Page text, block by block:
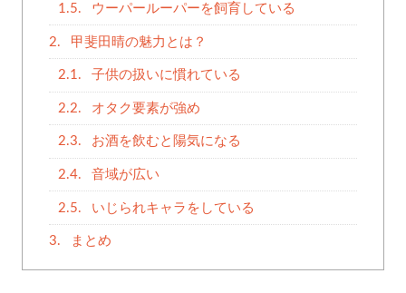
1.5. ウーパールーパーを飼育している
2. 甲斐田晴の魅力とは？
2.1. 子供の扱いに慣れている
2.2. オタク要素が強め
2.3. お酒を飲むと陽気になる
2.4. 音域が広い
2.5. いじられキャラをしている
3. まとめ